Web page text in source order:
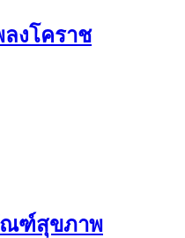
งโคราช
ณฑ์สุขภาพ